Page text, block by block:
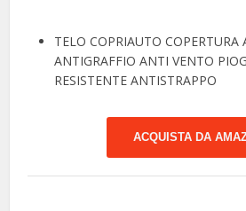
TELO COPRIAUTO COPERTURA
ANTIGRAFFIO ANTI VENTO
RESISTENTE ANTISTRAPPO
ACQUISTA DA